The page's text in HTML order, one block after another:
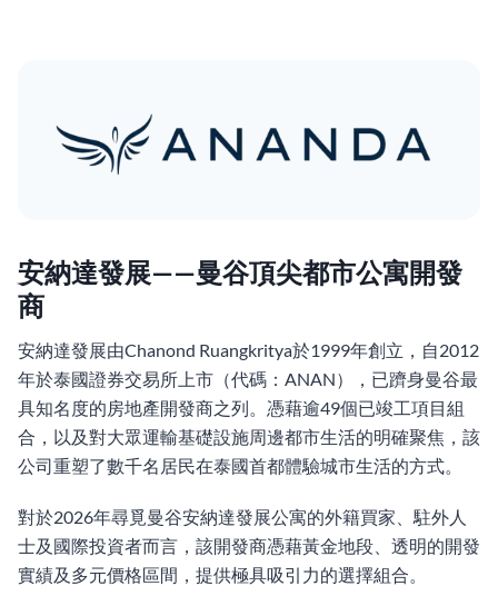
安納達發展——曼谷頂尖都市公寓開發
商
安納達發展由Chanond Ruangkritya於1999年創立，自2012
年於泰國證券交易所上市（代碼：ANAN），已躋身曼谷最
具知名度的房地產開發商之列。憑藉逾49個已竣工項目組
合，以及對大眾運輸基礎設施周邊都市生活的明確聚焦，該
公司重塑了數千名居民在泰國首都體驗城市生活的方式。
對於2026年尋覓曼谷安納達發展公寓的外籍買家、駐外人
士及國際投資者而言，該開發商憑藉黃金地段、透明的開發
實績及多元價格區間，提供極具吸引力的選擇組合。